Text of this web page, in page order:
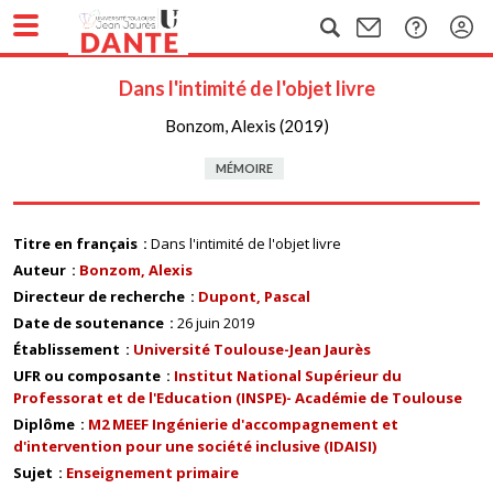
Dans l'intimité de l'objet livre
Bonzom, Alexis (2019)
MÉMOIRE
Titre en français
Dans l'intimité de l'objet livre
Auteur
Bonzom, Alexis
Directeur de recherche
Dupont, Pascal
Date de soutenance
26 juin 2019
Établissement
Université Toulouse-Jean Jaurès
UFR ou composante
Institut National Supérieur du
Professorat et de l'Education (INSPE)- Académie de Toulouse
Diplôme
M2 MEEF Ingénierie d'accompagnement et
d'intervention pour une société inclusive (IDAISI)
Sujet
Enseignement primaire